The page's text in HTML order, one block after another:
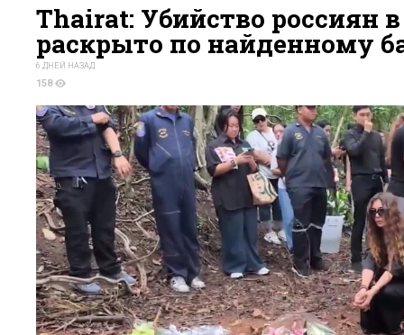
Thairat: Убийство россиян
раскрыто по найденному
6 ДНЕЙ НАЗАД
158